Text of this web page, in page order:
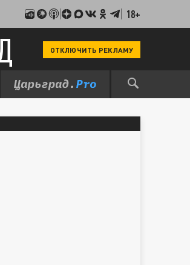
18+
ОТКЛЮЧИТЬ РЕКЛАМУ